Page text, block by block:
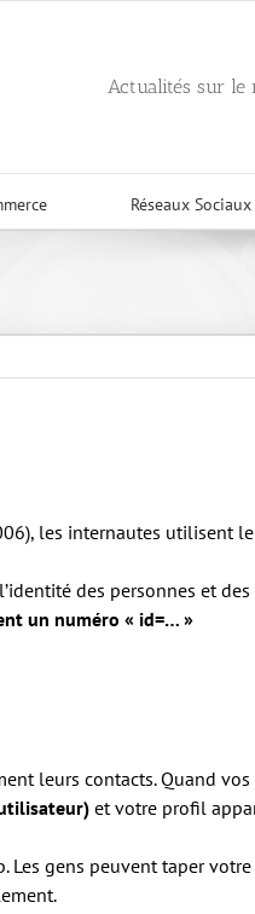
Actualités sur le
Réseaux Sociaux
les internautes utilisent
des personnes et
un numéro « id=… »
leurs contacts. Quand
et votre profil
Les gens peuvent taper